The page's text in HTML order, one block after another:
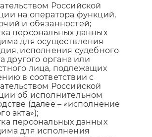
Российской
на оператора функций,
и обязанностей;
персональных данных
для осуществления
исполнения судебного
другого органа или
лица, подлежащих
в соответствии с
Российской
об исполнительном
(далее – «исполнение
акта»);
персональных данных
для исполнения